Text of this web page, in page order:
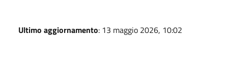
Ultimo aggiornamento: 13 maggio 2026, 10:02